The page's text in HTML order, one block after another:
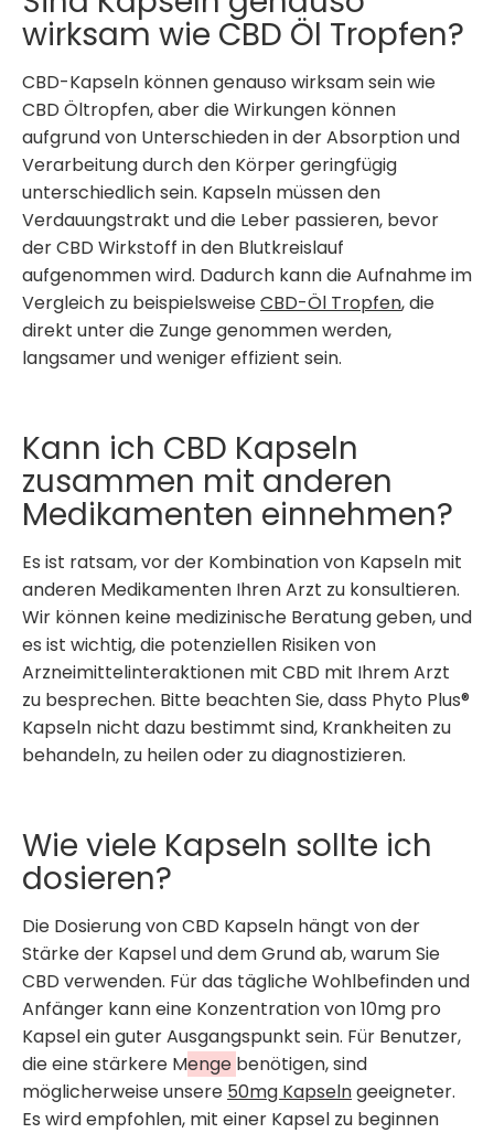
wirksam wie CBD Öl Tropfen?
CBD-Kapseln können genauso wirksam sein wie
CBD Öltropfen, aber die Wirkungen können
aufgrund von Unterschieden in der Absorption und
Verarbeitung durch den Körper geringfügig
unterschiedlich sein. Kapseln müssen den
Verdauungstrakt und die Leber passieren, bevor
der CBD Wirkstoff in den Blutkreislauf
aufgenommen wird. Dadurch kann die Aufnahme im
Vergleich zu beispielsweiseCBD-Öl Tropfen, die
direkt unter die Zunge genommen werden,
langsamer und weniger effizient sein.
Kann ich CBD Kapseln
zusammen mit anderen
Medikamenten einnehmen?
Es ist ratsam, vor der Kombination von Kapseln mit
anderen Medikamenten Ihren Arzt zu konsultieren.
Wir können keine medizinische Beratung geben, und
es ist wichtig, die potenziellen Risiken von
Arzneimittelinteraktionen mit CBD mit Ihrem Arzt
zu besprechen. Bitte beachten Sie, dass Phyto Plus®
Kapseln nicht dazu bestimmt sind, Krankheiten zu
behandeln, zu heilen oder zu diagnostizieren.
Wie viele Kapseln sollte ich
dosieren?
Die Dosierung von CBD Kapseln hängt von der
Stärke der Kapsel und dem Grund ab, warum Sie
CBD verwenden. Für das tägliche Wohlbefinden und
Anfänger kann eine Konzentration von 10mg pro
Kapsel ein guter Ausgangspunkt sein. Für Benutzer,
die eine stärkere Menge benötigen, sind
möglicherweise unsere 50mg Kapselngeeigneter.
Es wird empfohlen, mit einer Kapsel zu beginnen